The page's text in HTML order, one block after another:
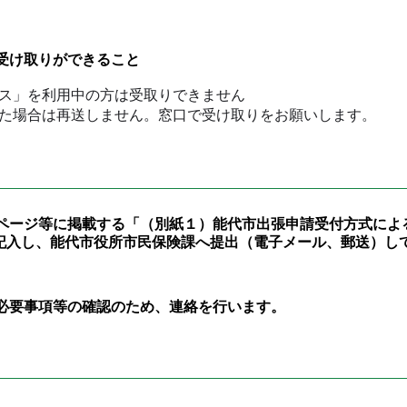
け取りができること
」を利用中の方は受取りできません
合は再送しません。窓口で受け取りをお願いします。
ジ等に掲載する「（別紙１）能代市出張申請受付方式によ
し、能代市役所市民保険課へ提出（電子メール、郵送）し
事項等の確認のため、連絡を行います。